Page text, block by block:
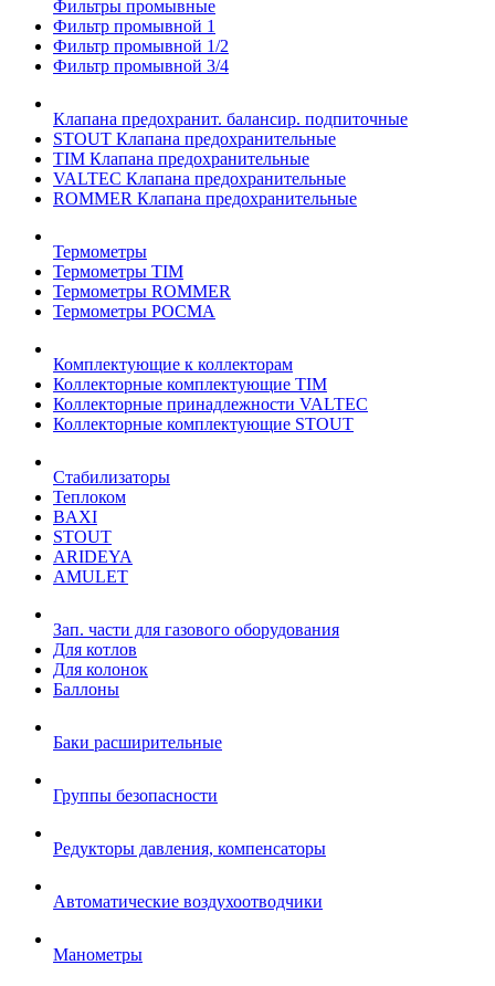
Фильтры промывные
Фильтр промывной 1
Фильтр промывной 1/2
Фильтр промывной 3/4
Клапана предохранит. балансир. подпиточные
STOUT Клапана предохранительные
TIM Клапана предохранительные
VALTEC Клапана предохранительные
ROMMER Клапана предохранительные
Термометры
Термометры TIM
Термометры ROMMER
Термометры РОСМА
Комплектующие к коллекторам
Коллекторные комплектующие TIM
Коллекторные принадлежности VALTEC
Коллекторные комплектующие STOUT
Стабилизаторы
Теплоком
BAXI
STOUT
ARIDEYA
AMULET
Зап. части для газового оборудования
Для котлов
Для колонок
Баллоны
Баки расширительные
Группы безопасности
Редукторы давления, компенсаторы
Автоматические воздухоотводчики
Манометры